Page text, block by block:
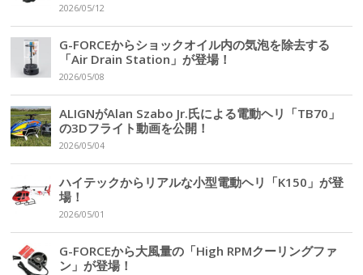
2026/05/12
G-FORCEからショックオイル内の気泡を除去する
「Air Drain Station」が登場！
2026/05/08
ALIGNがAlan Szabo Jr.氏による電動ヘリ「TB70」
の3Dフライト動画を公開！
2026/05/04
ハイテックからリアルな小型電動ヘリ「K150」が登
場！
2026/05/01
G-FORCEから大風量の「High RPMクーリングファ
ン」が登場！